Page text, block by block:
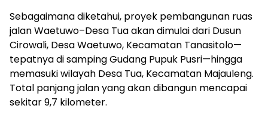
Sebagaimana diketahui, proyek pembangunan ruas
jalan Waetuwo–Desa Tua akan dimulai dari Dusun
Cirowali, Desa Waetuwo, Kecamatan Tanasitolo—
tepatnya di samping Gudang Pupuk Pusri—hingga
memasuki wilayah Desa Tua, Kecamatan Majauleng.
Total panjang jalan yang akan dibangun mencapai
sekitar 9,7 kilometer.